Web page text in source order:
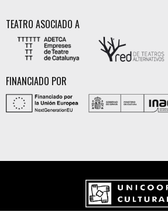
TEATRO ASOCIADO A
FINANCIADO POR